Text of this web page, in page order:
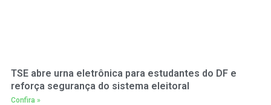
TSE abre urna eletrônica para estudantes do DF e
reforça segurança do sistema eleitoral
Confira »